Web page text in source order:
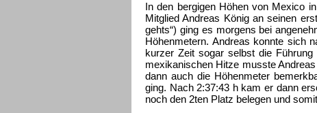
In den bergigen Höhen von Mexico
Mitglied Andreas König an seinen
gehts“) ging es morgens bei
Höhenmetern. Andreas konnte sich
kurzer Zeit sogar selbst die
mexikanischen Hitze musste
dann auch die Höhenmeter
ging. Nach 2:37:43 h kam er dann
noch den 2ten Platz belegen und